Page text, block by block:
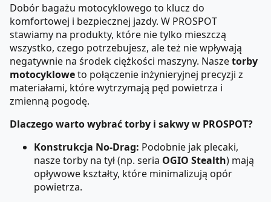
Dobór bagażu motocyklowego to klucz do
komfortowej i bezpiecznej jazdy. W PROSPOT
stawiamy na produkty, które nie tylko mieszczą
wszystko, czego potrzebujesz, ale też nie wpływają
negatywnie na środek ciężkości maszyny. Naszetorby
motocykloweto połączenie inżynieryjnej precyzji z
materiałami, które wytrzymają pęd powietrza i
zmienną pogodę.
Dlaczego warto wybrać torby i sakwy w PROSPOT?
Konstrukcja No-Drag: Podobnie jak plecaki,
nasze torby na tył (np. seria OGIO Stealth) mają
opływowe kształty, które minimalizują opór
powietrza.